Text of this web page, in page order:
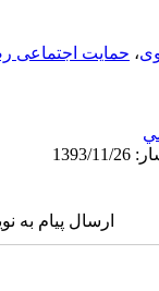
، حمایت اجتماعی
ارسال پیام به